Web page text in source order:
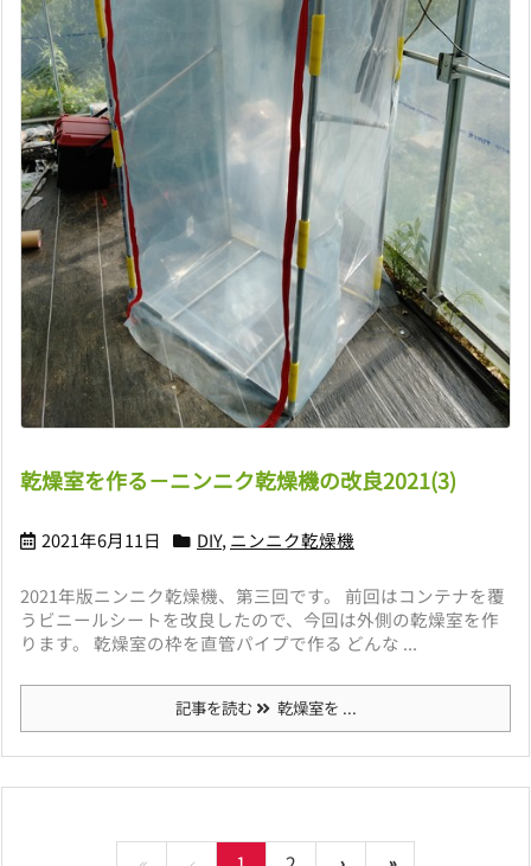
乾燥室を作る－ニンニク乾燥機の改良2021(3)
2021年6月11日 DIY,ニンニク乾燥機
2021年版ニンニク乾燥機、第三回です。 前回はコンテナを覆
うビニールシートを改良したので、今回は外側の乾燥室を作
ります。 乾燥室の枠を直管パイプで作る どんな ...
記事を読む 乾燥室を ...